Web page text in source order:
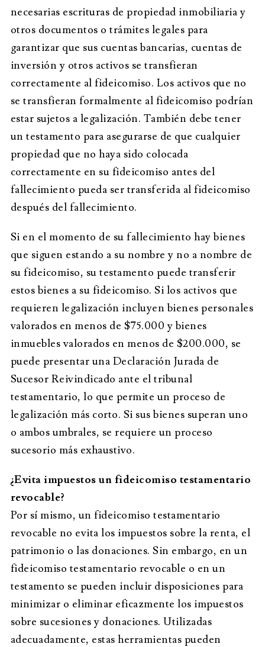
necesarias escrituras de propiedad inmobiliaria y
otros documentos o trámites legales para
garantizar que sus cuentas bancarias, cuentas de
inversión y otros activos se transfieran
correctamente al fideicomiso. Los activos que no
se transfieran formalmente al fideicomiso podrían
estar sujetos a legalización. También debe tener
un testamento para asegurarse de que cualquier
propiedad que no haya sido colocada
correctamente en su fideicomiso antes del
fallecimiento pueda ser transferida al fideicomiso
después del fallecimiento.
Si en el momento de su fallecimiento hay bienes
que siguen estando a su nombre y no a nombre de
su fideicomiso, su testamento puede transferir
estos bienes a su fideicomiso. Si los activos que
requieren legalización incluyen bienes personales
valorados en menos de $75.000 y bienes
inmuebles valorados en menos de $200.000, se
puede presentar una Declaración Jurada de
Sucesor Reivindicado ante el tribunal
testamentario, lo que permite un proceso de
legalización más corto. Si sus bienes superan uno
o ambos umbrales, se requiere un proceso
sucesorio más exhaustivo.
¿Evita impuestos un fideicomiso testamentario
revocable?
Por sí mismo, un fideicomiso testamentario
revocable no evita los impuestos sobre la renta, el
patrimonio o las donaciones. Sin embargo, en un
fideicomiso testamentario revocable o en un
testamento se pueden incluir disposiciones para
minimizar o eliminar eficazmente los impuestos
sobre sucesiones y donaciones. Utilizadas
adecuadamente, estas herramientas pueden